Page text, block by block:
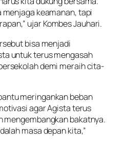
menjaga keamanan, tapi
ujar Kombes Jauhari.
bisa menjadi
untuk terus mengasah
demi meraih cita-
meringankan beban
agar Agista terus
mengembangkan bakatnya.
masa depan kita,”